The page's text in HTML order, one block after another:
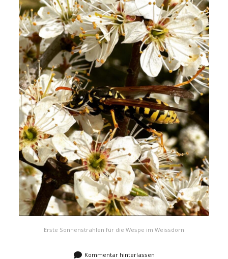
Erste Sonnenstrahlen für die Wespe im Weissdorn
Kommentar hinterlassen